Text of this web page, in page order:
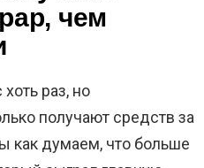
чем
раз, но
получают средств за
как думаем, что больше